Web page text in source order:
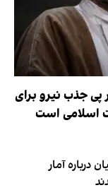
پی جذب نیرو برای
اسلامی است
درباره آمار